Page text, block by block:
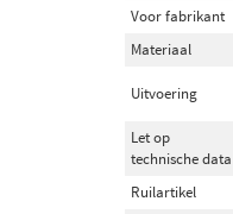
Voor fabrikant
Materiaal
Uitvoering
Let op
technische data
Ruilartikel